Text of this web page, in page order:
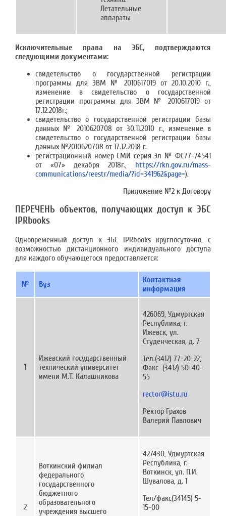
Летательные
аппараты
Исключительные права на ЭБС, подтверждаются
следующими документами:
свидетельство о государственной регистрации
программы для ЭВМ № 2010617019 от 20.10.2010 г.,
изменение в свидетельство о государственной
регистрации программы для ЭВМ № 2010617019 от
17.12.2018г.;
свидетельство о государственной регистрации базы
данных № 2010620708 от 30.11.2010 г., изменение в
свидетельство о государственной регистрации базы
данных №2010620708 от 17.12.2018 г.
регистрационный номер СМИ серия Эл № ФС77-74541
от «07» декабря 2018г., https://rkn.gov.ru/mass-
communications/reestr/media/?id=341962&page=).
Приложение №2 к Договору
ПЕРЕЧЕНЬ объектов, получающих доступ к ЭБС
IPRbooks
Одновременный доступ к ЭБС IPRbooks круглосуточно, с
возможностью дистанционного индивидуального доступа
для каждого обучающегося предоставляется:
№ Вуз
Контактная
информация
1
Ижевский государственный
технический университет
имени М.Т. Калашникова
426069, Удмуртская
Республика, г.
Ижевск, ул.
Студенческая, д. 7
Тел.(3412) 77-20-22,
Факс (3412) 50-40-
55
rector@istu.ru
Ректор Грахов
Валерий Павлович
2
Воткинский филиал
федерального
государственного
бюджетного
образовательного
учреждения высшего
427430, Удмуртская
Республика, г.
Воткинск, ул. П.И.
Шувалова, д. 1
Тел/факс(34145) 5-
15-00